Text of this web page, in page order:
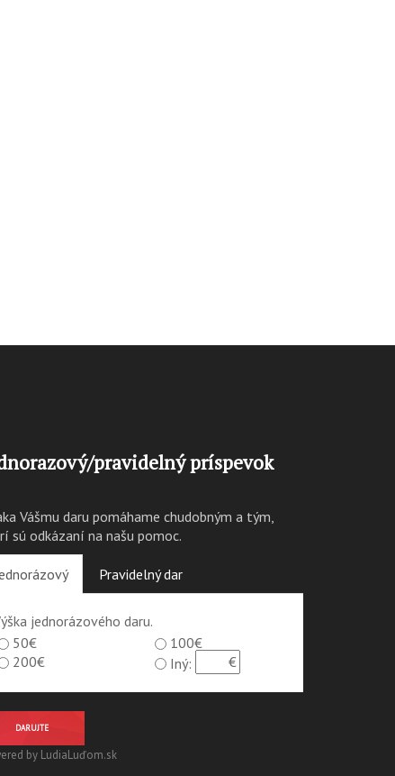
pravidelný príspevok
Vášmu daru pomáhame chudobným a tým,
sú odkázaní na našu pomoc.
Pravidelný dar
jednorázového daru.
50€
100€
200€
Iný:
DARUJTE
by LudiaLuďom.sk